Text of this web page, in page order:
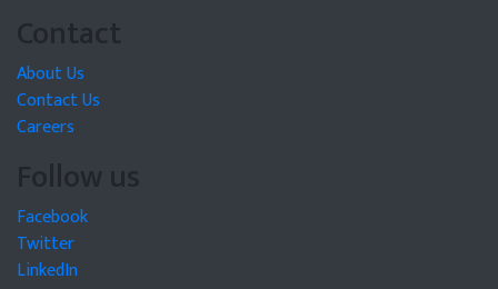
Contact
About Us
Contact Us
Careers
Follow us
Facebook
Twitter
LinkedIn